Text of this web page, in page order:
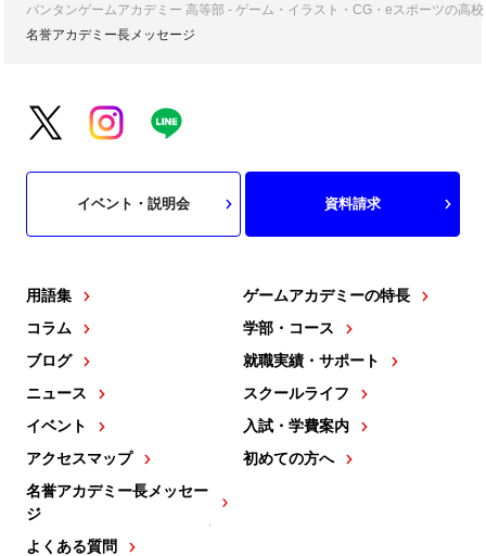
バンタンゲームアカデミー 高等部 - ゲーム・イラスト・CG・eスポーツの高
名誉アカデミー長メッセージ
用語集
コラム
ブログ
ニュース
イベント
アクセスマップ
名誉アカデミー長メッセー
ジ
よくある質問
ゲームアカデミーの特長
学部・コース
就職実績・サポート
スクールライフ
入試・学費案内
初めての方へ
イベント・説明会 資料請求